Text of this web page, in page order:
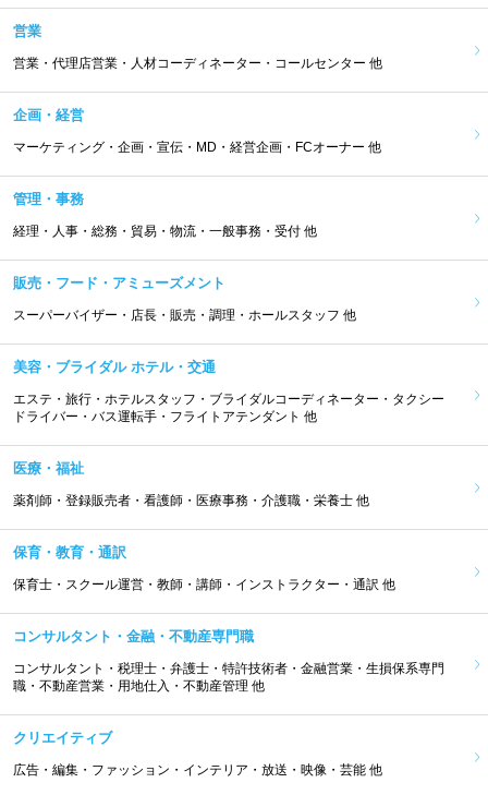
営業
営業・代理店営業・人材コーディネーター・コールセンター 他
企画・経営
マーケティング・企画・宣伝・MD・経営企画・FCオーナー 他
管理・事務
経理・人事・総務・貿易・物流・一般事務・受付 他
販売・フード・アミューズメント
スーパーバイザー・店長・販売・調理・ホールスタッフ 他
美容・ブライダル ホテル・交通
エステ・旅行・ホテルスタッフ・ブライダルコーディネーター・タクシー
ドライバー・バス運転手・フライトアテンダント 他
医療・福祉
薬剤師・登録販売者・看護師・医療事務・介護職・栄養士 他
保育・教育・通訳
保育士・スクール運営・教師・講師・インストラクター・通訳 他
コンサルタント・金融・不動産専門職
コンサルタント・税理士・弁護士・特許技術者・金融営業・生損保系専門
職・不動産営業・用地仕入・不動産管理 他
クリエイティブ
広告・編集・ファッション・インテリア・放送・映像・芸能 他